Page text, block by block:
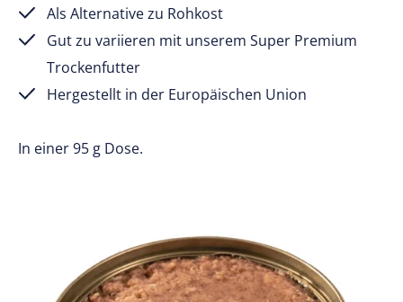
Als Alternative zu Rohkost
Gut zu variieren mit unserem Super Premium
Trockenfutter
Hergestellt in der Europäischen Union
In einer 95 g Dose.